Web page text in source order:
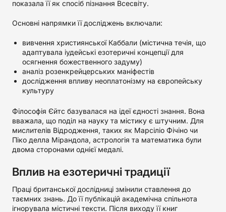
показала її як спосіб пізнання Всесвіту.
Основні напрямки її досліджень включали:
вивчення християнської Каббали (містична течія, що
адаптувала іудейські езотеричні концепції для
осягнення божественного задуму)
аналіз розенкрейцерських маніфестів
дослідження впливу неоплатонізму на європейську
культуру
Філософія Єйтс базувалася на ідеї єдності знання. Вона
вважала, що поділ на науку та містику є штучним. Для
мислителів Відродження, таких як Марсіліо Фічіно чи
Піко делла Мірандола, астрологія та математика були
двома сторонами однієї медалі.
Вплив на езотеричні традиції
Праці британської дослідниці змінили ставлення до
таємних знань. До її публікацій академічна спільнота
ігнорувала містичні тексти. Після виходу її книг